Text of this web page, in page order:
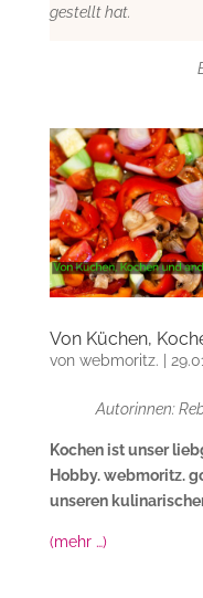
gestellt hat.
Von Küchen,
von webmoritz.
Autorinnen:
Kochen ist unser
Hobby. webmoritz.
unseren
(mehr …)